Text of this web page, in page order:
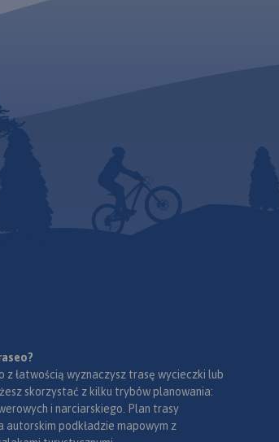
z łatwością wyznaczysz trasę wycieczki lub
skorzystać z kilku trybów planowania:
i narciarskiego. Plan trasy
autorskim podkładzie mapowym z